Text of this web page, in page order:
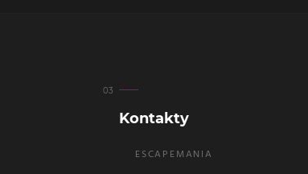
Kontakty
ESCAPEMANIA